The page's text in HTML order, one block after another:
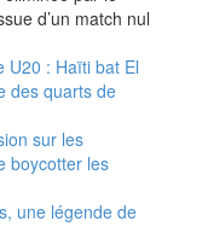
d’un match nul
U20 : Haïti bat El
des quarts de
sur les
boycotter les
une légende de